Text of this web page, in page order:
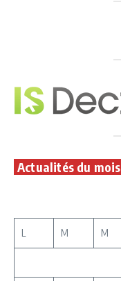
Actualités du mois
L M M